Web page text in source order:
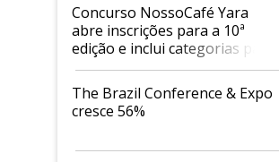
Concurso NossoCafé Yara
abre inscrições para a 10ª
edição e inclui categorias para
cafés Canephora
The Brazil Conference & Expo
cresce 56%